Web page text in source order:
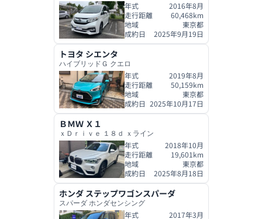
年式
2016年8月
走行距離
60,468km
地域
東京都
成約日
2025年9月19日
トヨタ シエンタ
ハイブリッドＧ クエロ
年式
2019年8月
走行距離
50,159km
地域
東京都
成約日 2025年10月17日
ＢＭＷ Ｘ１
ｘＤｒｉｖｅ １８ｄ ｘライン
年式
2018年10月
走行距離
19,601 km
地域
東京都
成約日
2025年8月18日
ホンダ ステップワゴンスパーダ
スパーダ ホンダセンシング
年式
2017年3月